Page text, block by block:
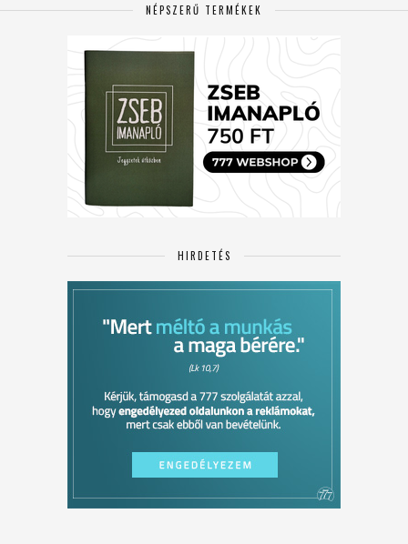
NÉPSZERŰ TERMÉKEK
HIRDETÉS